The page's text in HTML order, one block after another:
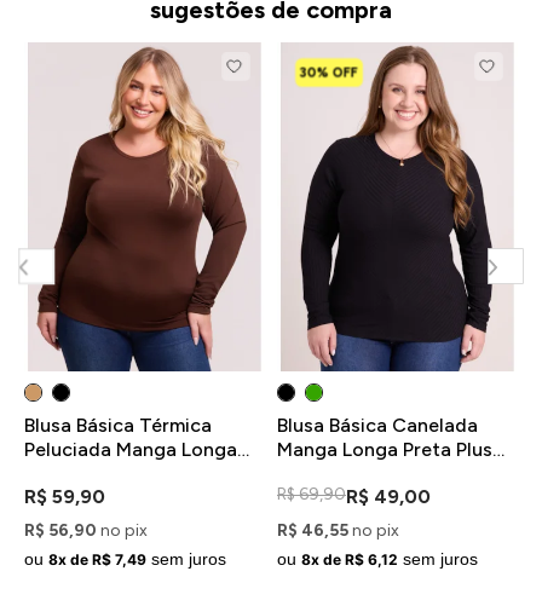
sugestões de compra
Blusa Básica Térmica
Peluciada Manga Longa
R$ 59,90
R$ 56,90 no pix
ou 8x de R$ 7,49 sem juros
30% OFF
Blusa Básica Canelada
Manga Longa Preta Plus
R$ 69,90R$ 49,00
R$ 46,55no pix
ou 8x de R$ 6,12 sem juros